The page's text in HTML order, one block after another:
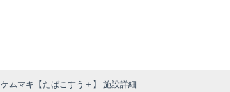
ケムマキ【たばこすう＋】 施設詳細